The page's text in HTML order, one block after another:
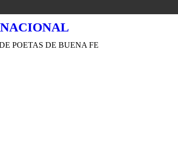
POETAS DE BUENA FE